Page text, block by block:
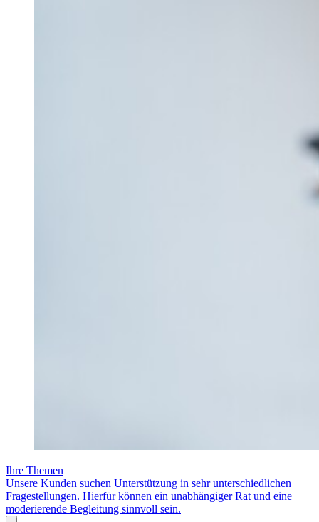
Ihre Themen
Unsere Kunden suchen Unterstützung in sehr unterschiedlichen
Fragestellungen. Hierfür können ein unabhängiger Rat und eine
moderierende Begleitung sinnvoll sein.